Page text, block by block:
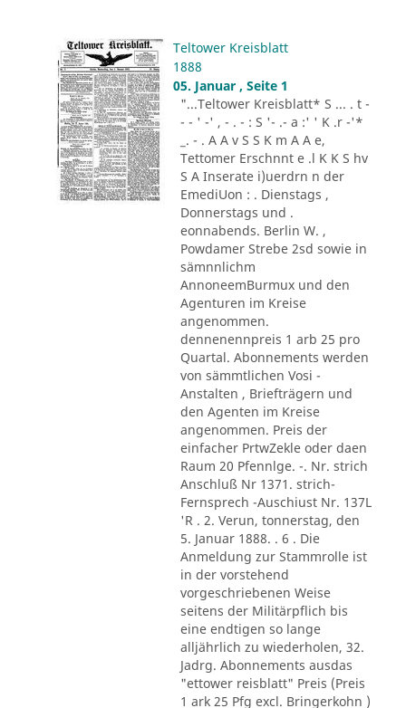
Teltower Kreisblatt
1888
05. Januar , Seite 1
"...Teltower Kreisblatt* S ... . t -
- - ' -' , - . - : S '- .- a :' ' K .r -'*
_. - . A A v S S K m A A e,
Tettomer Erschnnt e .l K K S hv
S A Inserate i)uerdrn n der
EmediUon : . Dienstags ,
Donnerstags und .
eonnabends. Berlin W. ,
Powdamer Strebe 2sd sowie in
sämnnlichm
AnnoneemBurmux und den
Agenturen im Kreise
angenommen.
dennenennpreis 1 arb 25 pro
Quartal. Abonnements werden
von sämmtlichen Vosi -
Anstalten , Briefträgern und
den Agenten im Kreise
angenommen. Preis der
einfacher PrtwZekle oder daen
Raum 20 Pfennlge. -. Nr. strich
Anschluß Nr 1371. strich-
Fernsprech -Auschiust Nr. 137L
'R . 2. Verun, tonnerstag, den
5. Januar 1888. . 6 . Die
Anmeldung zur Stammrolle ist
in der vorstehend
vorgeschriebenen Weise
seitens der Militärpflich bis
eine endtigen so lange
alljährlich zu wiederholen, 32.
Jadrg. Abonnements ausdas
"ettower reisblatt" Preis (Preis
1 ark 25 Pfg excl. Bringerkohn )